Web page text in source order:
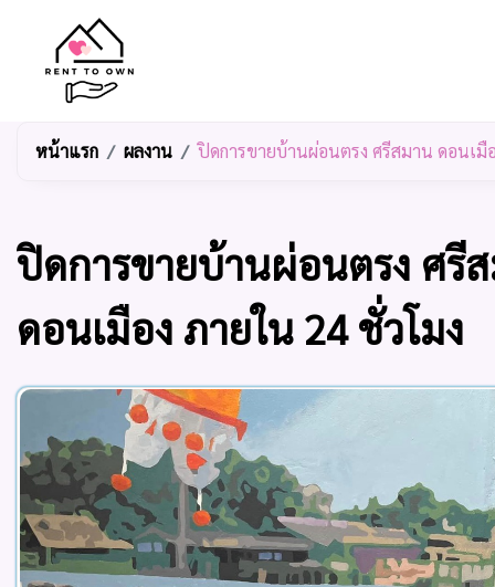
หน้าแรก ผลงาน ปิดการขายบ้านผ่อนตรง ศรีสมาน ดอนเมื
ปิดการขายบ้านผ่อนตรง ศรี
ดอนเมือง ภายใน 24 ชั่วโมง